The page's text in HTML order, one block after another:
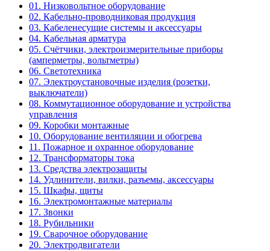
01. Низковольтное оборудование
02. Кабельно-проводниковая продукция
03. Кабеленесущие системы и аксессуары
04. Кабельная арматура
05. Счётчики, электроизмерительные приборы
(амперметры, вольтметры)
06. Светотехника
07. Электроустановочные изделия (розетки,
выключатели)
08. Коммутационное оборудование и устройства
управления
09. Коробки монтажные
10. Оборудование вентиляции и обогрева
11. Пожарное и охранное оборудование
12. Трансформаторы тока
13. Средства электрозащиты
14. Удлинители, вилки, разъемы, аксессуары
15. Шкафы, щиты
16. Электромонтажные материалы
17. Звонки
18. Рубильники
19. Сварочное оборудование
20. Электродвигатели